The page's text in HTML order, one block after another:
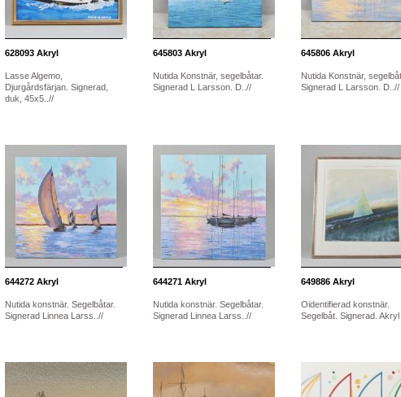
628093Akryl
Lasse Algemo,
Djurgårdsfärjan. Signerad,
duk, 45x5..//
645803Akryl
Nutida Konstnär, segelbåtar.
Signerad L Larsson. D..//
645806Akryl
Nutida Konstnär,
Signerad L Larsson. D..//
644272Akryl
Nutida konstnär. Segelbåtar.
Signerad Linnea Larss..//
644271Akryl
Nutida konstnär. Segelbåtar.
Signerad Linnea Larss..//
649886Akryl
Oidentifierad konstnär.
Segelbåt. Signerad. Akryl